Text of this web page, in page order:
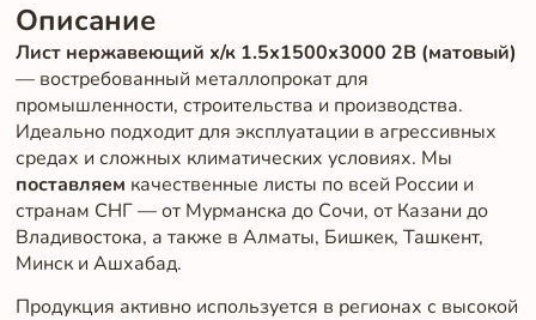
Описание
Лист нержавеющий х/к 1.5х1500х3000 2B (матовый)
— востребованный металлопрокат для
промышленности, строительства и производства.
Идеально подходит для эксплуатации в агрессивных
средах и сложных климатических условиях. Мы
поставляем качественные листы по всей России и
странам СНГ — от Мурманска до Сочи, от Казани до
Владивостока, а также в Алматы, Бишкек, Ташкент,
Минск и Ашхабад.
Продукция активно используется в регионах с высокой